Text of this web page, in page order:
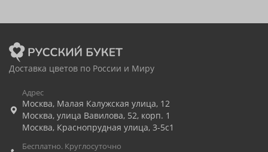
Доставка цветов по России и Миру
Адрес
Москва, Малая Калужская улица, 12
Москва, улица Вавилова, 52, корп. 1
Москва, Краснопрудная улица, 3-5с1
Бесплатно. Круглосуточно